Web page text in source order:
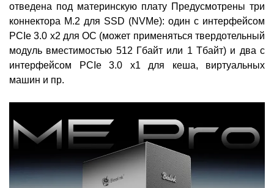
отведена под материнскую плату Предусмотрены три
коннектора М.2 для SSD (NVMe): один с интерфейсом
PCIe 3.0 x2 для ОС (может применяться твердотельный
модуль вместимостью 512 Гбайт или 1 Тбайт) и два с
интерфейсом PCIe 3.0 x1 для кеша, виртуальных
машин и пр.